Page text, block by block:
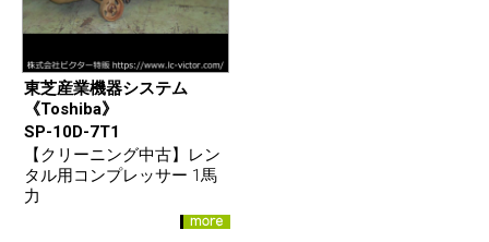
東芝産業機器システム
《Toshiba》
SP-10D-7T1
【クリーニング中古】レン
タル用コンプレッサー 1馬
力